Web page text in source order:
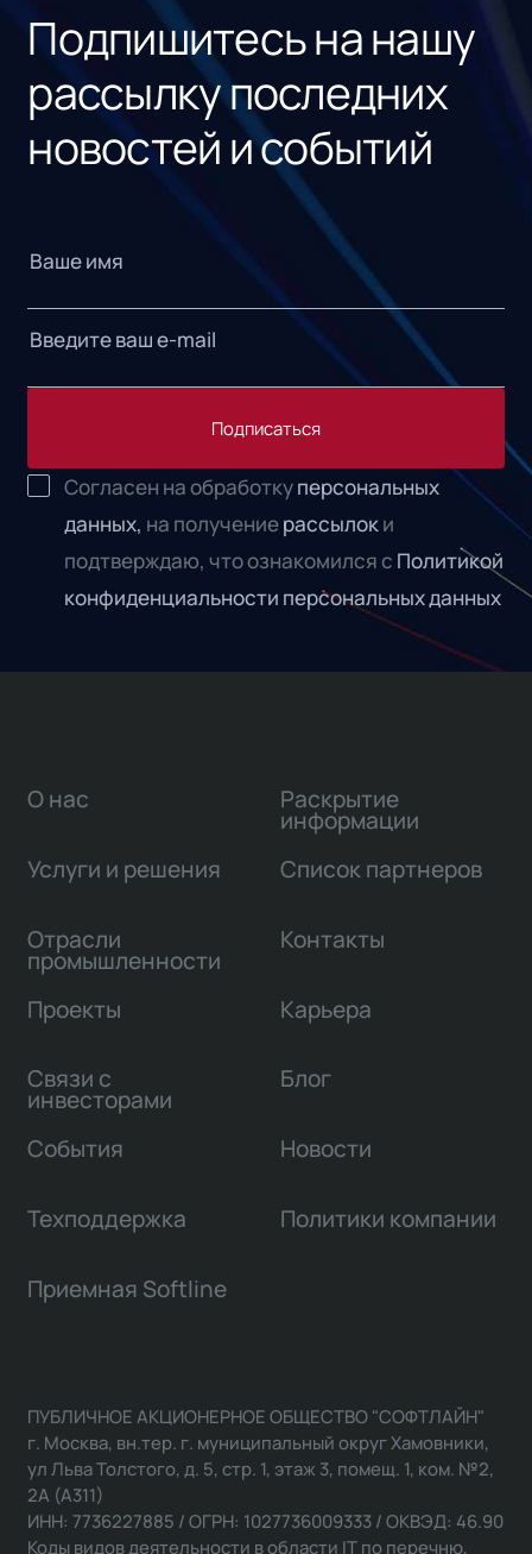
Подпишитесь на нашу
рассылку последних
новостей и событий
Подписаться
Согласен на обработкуперсональных
данных, на получениерассылоки
подтверждаю, что ознакомился с Политикой
конфиденциальности персональных данных
О нас
Услуги и решения
Отрасли
промышленности
Проекты
Связи с
инвесторами
Раскрытие
информации
Список партнеров
Контакты
Карьера
Блог
События Новости
Техподдержка Политики компании
Приемная Softline
ПУБЛИЧНОЕ АКЦИОНЕРНОЕ ОБЩЕСТВО "СОФТЛАЙН"
г. Москва, вн.тер. г. муниципальный округ Хамовники,
ул Льва Толстого, д. 5, стр. 1, этаж 3, помещ. 1, ком. №2,
2А (А311)
ИНН: 7736227885 / ОГРН: 1027736009333 / ОКВЭД: 46.90
Коды видов деятельности в области IT по перечню,